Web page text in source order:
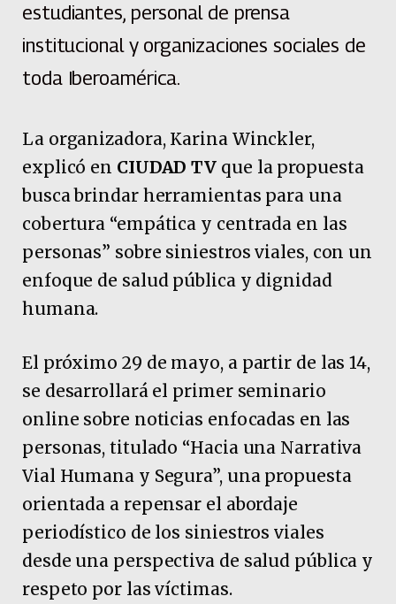
estudiantes, personal de prensa
institucional y organizaciones sociales de
toda Iberoamérica.
La organizadora, Karina Winckler,
explicó en CIUDAD TV que la propuesta
busca brindar herramientas para una
cobertura “empática y centrada en las
personas” sobre siniestros viales, con un
enfoque de salud pública y dignidad
humana.
El próximo 29 de mayo, a partir de las 14,
se desarrollará el primer seminario
online sobre noticias enfocadas en las
personas, titulado “Hacia una Narrativa
Vial Humana y Segura”, una propuesta
orientada a repensar el abordaje
periodístico de los siniestros viales
desde una perspectiva de salud pública y
respeto por las víctimas.